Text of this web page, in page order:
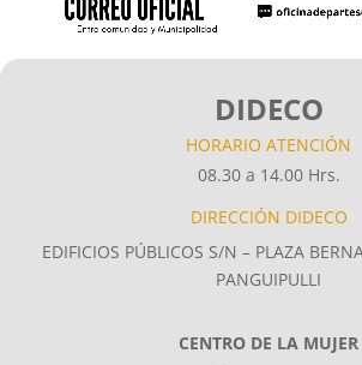
DIDECO
HORARIO ATENCIÓN
08.30 a 14.00 Hrs.
DIRECCIÓN DIDECO
EDIFICIOS PÚBLICOS S/N – PLAZA
PANGUIPULLI
CENTRO DE LA MUJER